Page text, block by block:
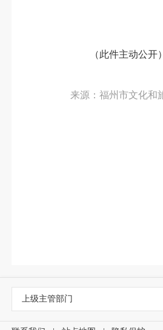
（此件主动公开）
来源：福州市文化和
上级主管部门